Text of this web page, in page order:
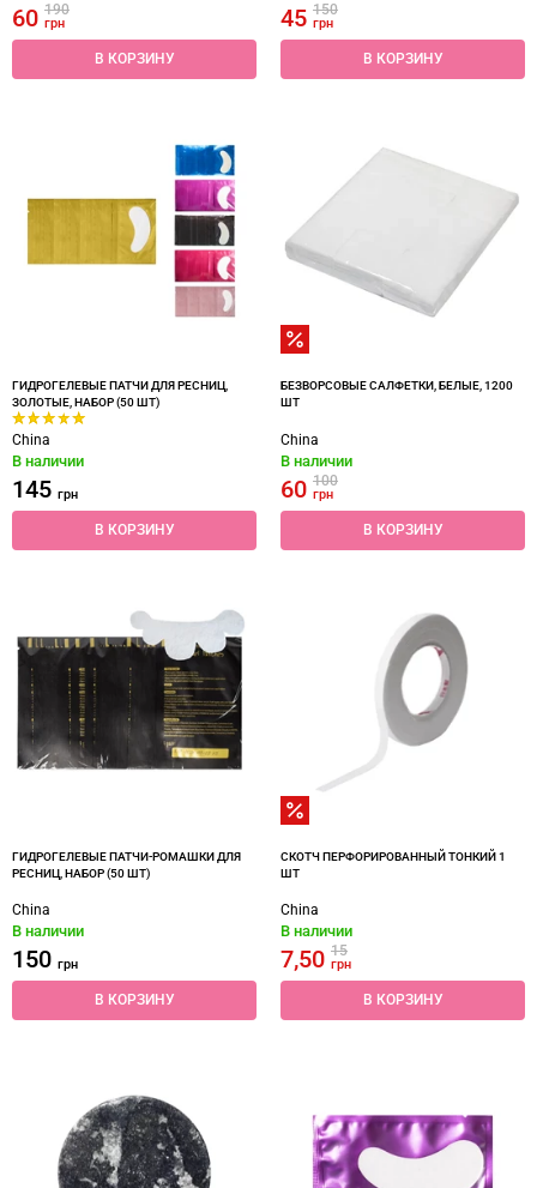
60 190
грн
В КОРЗИНУ
45 150
грн
В КОРЗИНУ
ГИДРОГЕЛЕВЫЕ ПАТЧИ ДЛЯ РЕСНИЦ,
ЗОЛОТЫЕ, НАБОР (50 ШТ)
China
В наличии
145 грн
В КОРЗИНУ
БЕЗВОРСОВЫЕ САЛФЕТКИ, БЕЛЫЕ, 1200
ШТ
China
В наличии
60 100
грн
В КОРЗИНУ
ГИДРОГЕЛЕВЫЕ ПАТЧИ-РОМАШКИ ДЛЯ
РЕСНИЦ, НАБОР (50 ШТ)
China
В наличии
150 грн
В КОРЗИНУ
СКОТЧ ПЕРФОРИРОВАННЫЙ ТОНКИЙ 1
ШТ
China
В наличии
7,50 15
грн
В КОРЗИНУ